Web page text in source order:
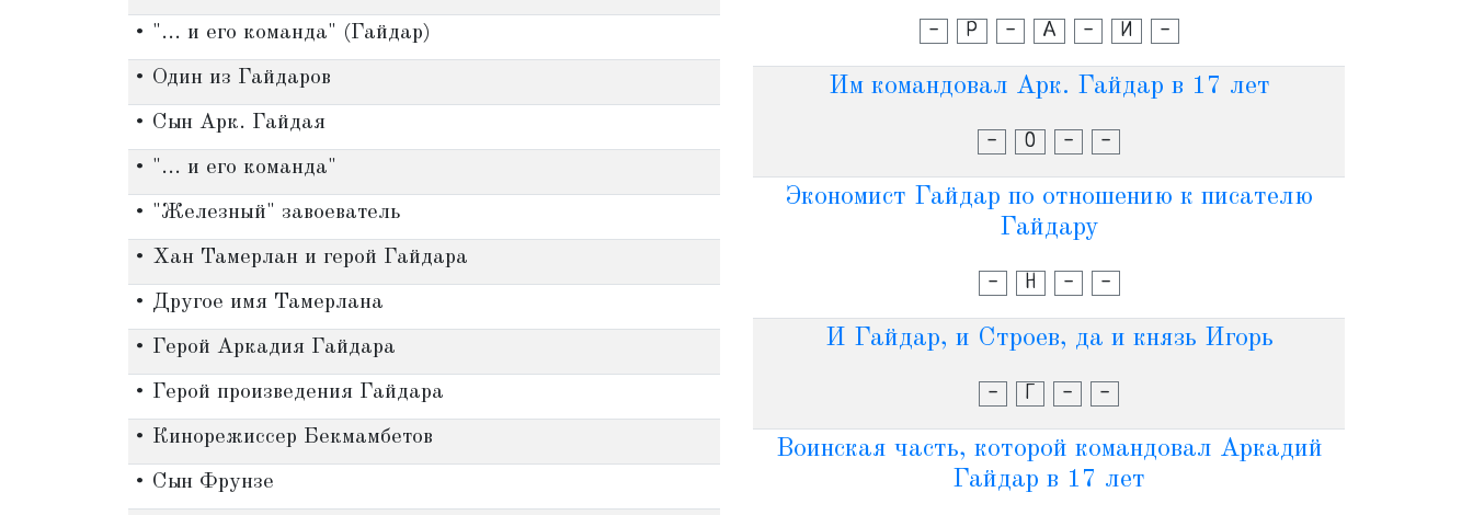
• "... и его команда" (Гайдар)
• Один из Гайдаров
• Сын Арк. Гайдая
• "... и его команда"
• "Железный" завоеватель
• Хан Тамерлан и герой Гайдара
• Другое имя Тамерлана
• Герой Аркадия Гайдара
• Герой произведения Гайдара
• Кинорежиссер Бекмамбетов
• Сын Фрунзе
- Р - А - И -
Им командовал Арк. Гайдар в 17 лет
- О - -
Экономист Гайдар по отношению к писателю
Гайдару
- Н - -
И Гайдар, и Строев, да и князь Игорь
- Г - -
Воинская часть, которой командовал Аркадий
Гайдар в 17 лет